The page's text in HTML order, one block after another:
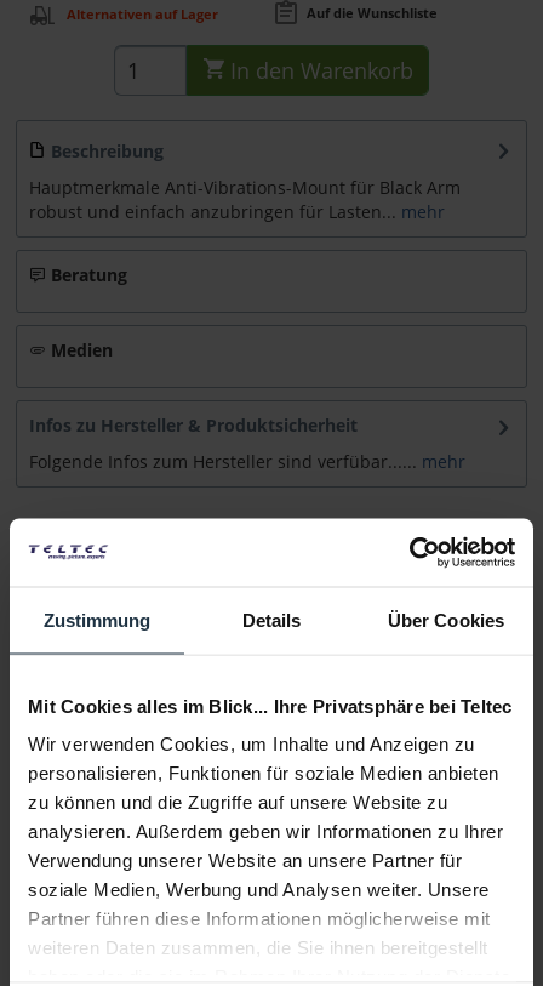
Zustimmung Details Über Cookies
Mit Cookies alles im Blick... Ihre Privatsphäre bei Teltec
Wir verwenden Cookies, um Inhalte und Anzeigen zu
personalisieren, Funktionen für soziale Medien anbieten
zu können und die Zugriffe auf unsere Website zu
analysieren. Außerdem geben wir Informationen zu Ihrer
Verwendung unserer Website an unsere Partner für
soziale Medien, Werbung und Analysen weiter. Unsere
Partner führen diese Informationen möglicherweise mit
weiteren Daten zusammen, die Sie ihnen bereitgestellt
Alternativen auf Lager Auf die Wunschliste
In den Warenkorb
Beschreibung
Hauptmerkmale Anti-Vibrations-Mount für Black Arm
robust und einfach anzubringen für Lasten... mehr
Beratung
Medien
Infos zu Hersteller & Produktsicherheit
Folgende Infos zum Hersteller sind verfübar...... mehr
FlowCine Serene Spring Arm
zweiachsiger Federarm zur Verwendung mit EasyRig
€ 825,00